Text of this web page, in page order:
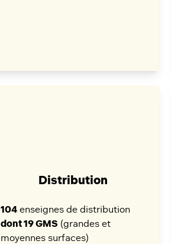
Distribution
104 enseignes de distribution
dont 19 GMS (grandes et
moyennes surfaces)